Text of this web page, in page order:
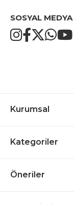
SOSYAL MEDYA
Kurumsal
Kategoriler
Öneriler